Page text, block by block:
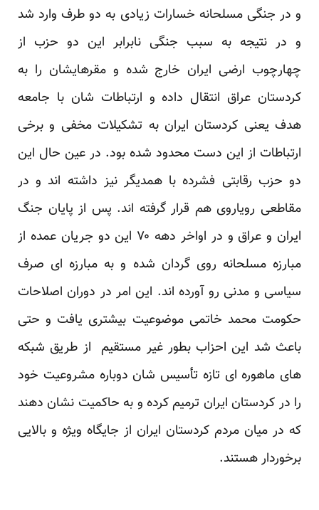
و در جنگی مسلحانه خسارات زیادی به دو طرف وارد شد
و در نتیجه به سبب جنگی نابرابر این دو حزب از
چهارچوب ارضی ایران خارج شده و مقرهایشان را به
کردستان عراق انتقال داده و ارتباطات شان با جامعه
هدف یعنی کردستان ایران به تشکیلات مخفی و برخی
ارتباطات از این دست محدود شده بود. در عین حال این
دو حزب رقابتی فشرده با همدیگر نیز داشته اند و در
مقاطعی رویاروی هم قرار گرفته اند. پس از پایان جنگ
ایران و عراق و در اواخر دهه ۷۰ این دو جریان عمده از
مبارزه مسلحانه روی گردان شده و به مبارزه ای صرف
سیاسی و مدنی رو آورده اند. این امر در دوران اصلاحات
حکومت محمد خاتمی موضوعیت بیشتری یافت و حتی
باعث شد این احزاب بطور غیر مستقیم از طریق شبکه
های ماهوره ای تازه تأسیس شان دوباره مشروعیت خود
را در کردستان ایران ترمیم کرده و به حاکمیت نشان دهند
که در میان مردم کردستان ایران از جایگاه ویژه و بالایی
برخوردار هستند.